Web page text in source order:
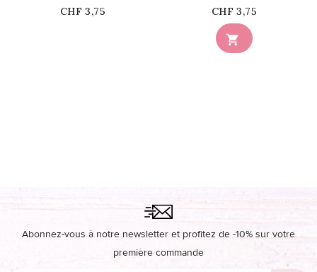
Prix
CHF 3,75

Prix
CHF 3,75
Abonnez-vous à notre newsletter et profitez de -10% sur votre
première commande